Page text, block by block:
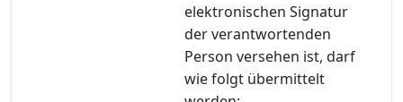
elektronischen Signatur
der verantwortenden
Person versehen ist, darf
wie folgt übermittelt